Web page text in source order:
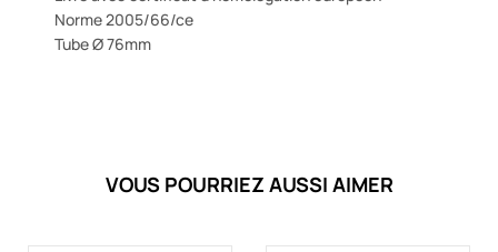
Norme 2005/66/ce
Tube Ø 76mm
VOUS POURRIEZ AUSSI AIMER